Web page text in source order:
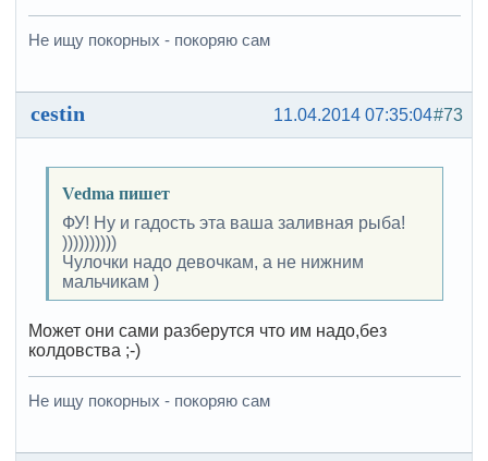
Не ищу покорных - покоряю сам
#73
11.04.2014 07:35:04
cestin
Vedma пишет
ФУ! Ну и гадость эта ваша заливная рыба!
))))))))))
Чулочки надо девочкам, а не нижним
мальчикам )
Может они сами разберутся что им надо,без
колдовства ;-)
Не ищу покорных - покоряю сам